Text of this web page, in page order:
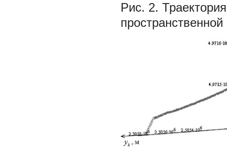
Рис. 2.